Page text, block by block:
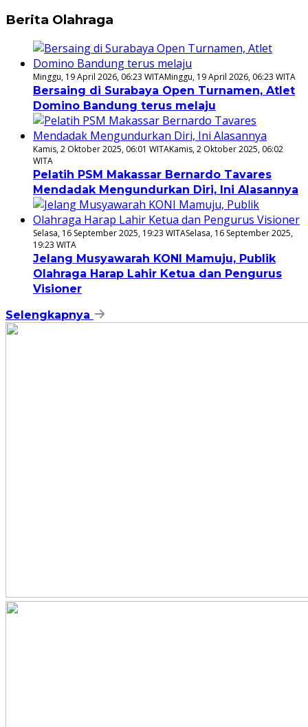
Berita Olahraga
Minggu, 19 April 2026, 06:23 WITAMinggu, 19 April 2026, 06:23 WITA
Bersaing di Surabaya Open Turnamen, Atlet
Domino Bandung terus melaju
Kamis, 2 Oktober 2025, 06:01 WITAKamis, 2 Oktober 2025, 06:02
WITA
Pelatih PSM Makassar Bernardo Tavares
Mendadak Mengundurkan Diri, Ini Alasannya
Selasa, 16 September 2025, 19:23 WITASelasa, 16 September 2025,
19:23 WITA
Jelang Musyawarah KONI Mamuju, Publik
Olahraga Harap Lahir Ketua dan Pengurus
Visioner
Selengkapnya